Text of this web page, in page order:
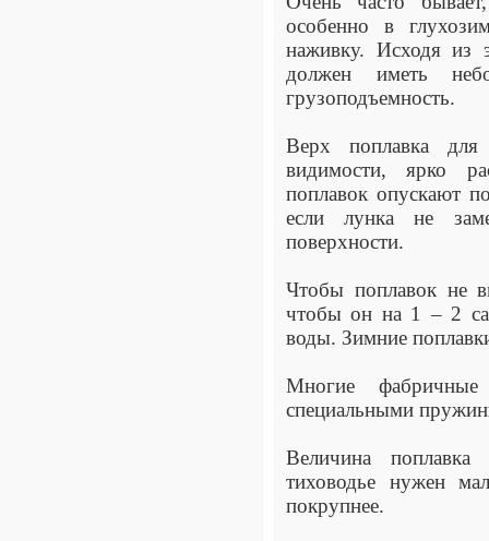
особенно в
наживку. Исходя из
должен иметь
грузоподъемность.
Верх поплавка
видимости, ярко
поплавок опускают
если лунка не
поверхности.
Чтобы поплавок не
чтобы он на 1 – 2
воды. Зимние
Многие фабричные
специальными
Величина
тиховодье нужен
покрупнее.